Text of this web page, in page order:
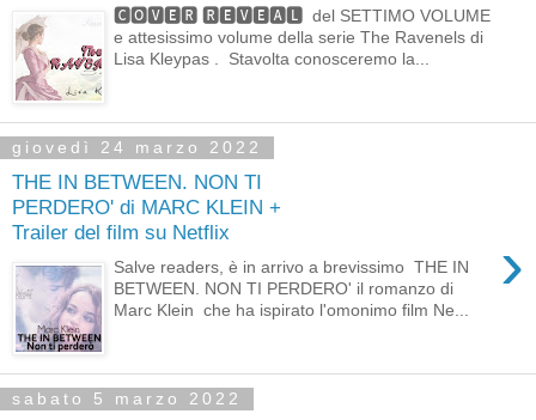
🅲🅾🆅🅴🆁 🆁🅴🆅🅴🅰🅻 del SETTIMO VOLUME
e attesissimo volume della serie The Ravenels di
Lisa Kleypas . Stavolta conosceremo la...
giovedì 24 marzo 2022
THE IN BETWEEN. NON TI
PERDERO' di MARC KLEIN +
Trailer del film su Netflix
›
Salve readers, è in arrivo a brevissimo THE IN
BETWEEN. NON TI PERDERO' il romanzo di
Marc Klein che ha ispirato l'omonimo film Ne...
sabato 5 marzo 2022